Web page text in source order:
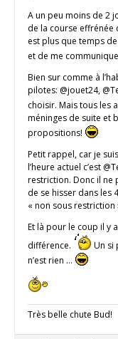
A un peu moins de 2
de la course effrénée
est plus que temps
et de me
Bien sur comme à
pilotes: @jouet24,
choisir. Mais tous les
méninges de suite et
propositions!
Petit rappel, car je
l’heure actuel c’est
restriction. Donc il ne
de se hisser dans les
« non sous restriction
Et là pour le coup il y
différence.
Un si
n’est rien …
Très belle chute Bud!